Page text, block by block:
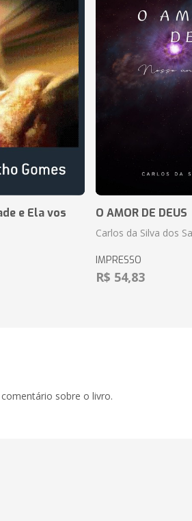
e Ela vos
O AMOR DE DEUS
Carlos da Silva dos
IMPRESSO
R$ 54,83
sobre o livro.